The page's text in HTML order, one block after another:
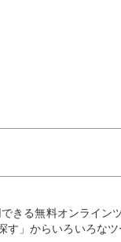
きる無料オンライン
」からいろいろな